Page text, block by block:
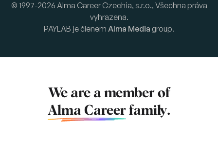
© 1997-2026 Alma Career Czechia, s.r.o., Všechna práva
vyhrazena.
PAYLAB je členem Alma Media group.
We are a member of
Alma Career family.